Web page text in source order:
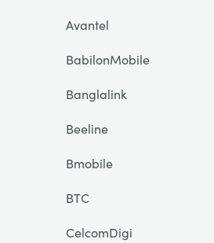
Avantel
BabilonMobile
Banglalink
Beeline
Bmobile
BTC
CelcomDigi